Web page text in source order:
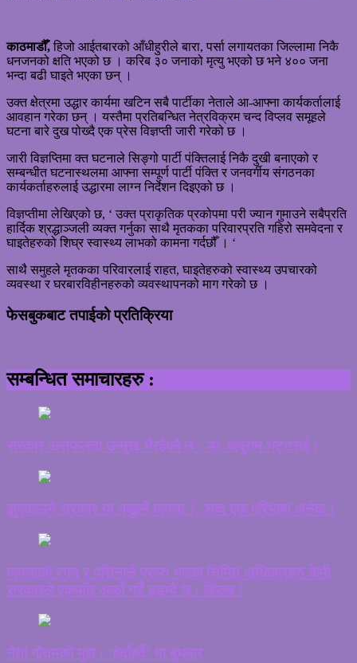
काठमाडौँ,हिजो आईतबारको आँधीहुरीले बारा, पर्सा लगायतका जिल्लामा निकै
धनजनको क्षति भएको छ । करिब ३० जनाको मृत्यु भएको छ भने ४०० जना
भन्दा बढी घाइते भएका छन् ।
उक्त क्षेत्रमा उद्धार कार्यमा खटिन सबै पार्टीका नेताले आ-आफ्ना कार्यकर्तालाई
आवहान गरेका छन् । यस्तैमा प्रतिबन्धित नेत्रविक्रम चन्द विप्लव समूहले
घटना बारे दुख पोख्दै एक प्रेस विज्ञप्ती जारी गरेको छ ।
जारी विज्ञप्तिमा क्त घटनाले सिङ्गो पार्टी पंक्तिलाई निकै दुखी बनाएको र
सम्बन्धीत घटनास्थलमा आफ्ना सम्पूर्ण पार्टी पंक्ति र जनवर्गीय संगठनका
कार्यकर्ताहरुलाई उद्धारमा लाग्न निर्देशन दिइएको छ ।
विज्ञप्तीमा लेखिएको छ, ‘ उक्त प्राकृतिक प्रकोपमा परी ज्यान गुमाउने सबैप्रति
हार्दिक श्रद्धाञ्जली व्यक्त गर्नुका साथै मृतकका परिवारप्रति गहिरो समवेदना र
घाइतेहरुको शिघ्र स्वास्थ्य लाभको कामना गर्दछौँ । ‘
साथै समुहले मृतकका परिवारलाई राहत, घाइतेहरुको स्वास्थ्य उपचारको
व्यवस्था र घरबारविहीनहरुको व्यवस्थापनको माग गरेको छ ।
फेसबुकबाट तपाईको प्रतिक्रिया
सम्बन्धित समाचारहरु :
सरकार असफलता उन्मुख भैरहेको छ : डा. बाबुराम भट्टराई !
झुक्काउने सरकार या नबुझ्ने जनता ?, शब्द एक परिभाषा अनेक !
जनताको रगत र पसिनाले प्राप्त भएका सिमित अधिकारहरु केपी
सरकारले एकपछि अर्को गर्दै हडप्दै छ : विप्लब !
नेता गौतमको मुद्दा : ‘हेर्दाहर्दै’ मा बुधबार